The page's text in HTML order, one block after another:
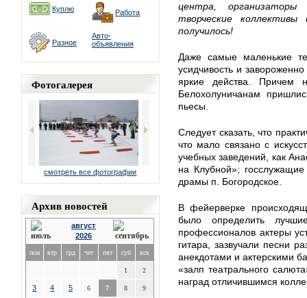
Куплю Работа
Разное
Авто-
объявления
Фотогалерея
смотреть все фотографии
Архив новостей
август
2026
пон втр срд чет пят суб вск
1 2
3 4 5 6 7 8 9
центра, организаторы
творческие
получилось!
Даже самые маленькие
усидчивость и
яркие действа. Причем
Белохолуничанам
пьесы.
Следует сказать, что
что мало связано с
учебных заведений, как
на Клубной»;
драмы п. Богородское.
В фейерверке
было определить
профессионалов актеры
гитара, зазвучали песни
анекдотами и актерскими
«залп театрального
наград отличившимся